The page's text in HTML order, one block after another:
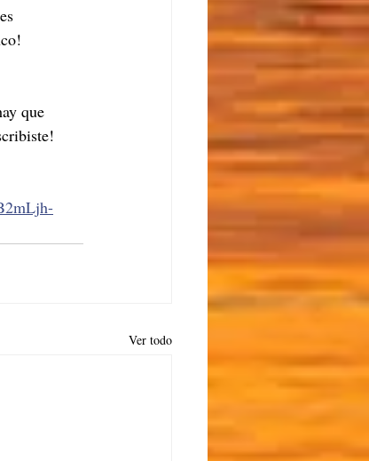
que
Ver todo